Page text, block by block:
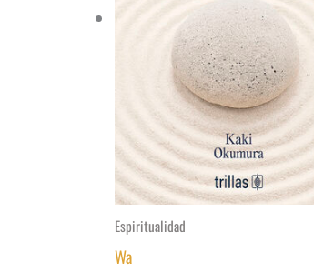
Espiritualidad
Wa